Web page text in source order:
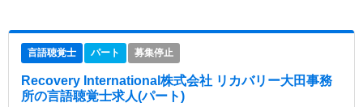
言語聴覚士 パート 募集停止
Recovery International株式会社 リカバリー大田事務
所の言語聴覚士求人(パート)